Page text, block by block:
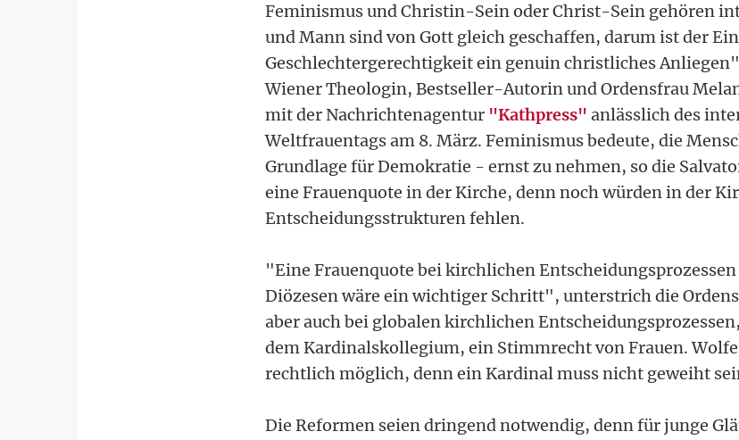
Feminismus und Christin-Sein oder Christ-Sein gehören
und Mann sind von Gott gleich geschaffen, darum ist der
Geschlechtergerechtigkeit ein genuin christliches
Wiener Theologin, Bestseller-Autorin und Ordensfrau
mit der Nachrichtenagentur "Kathpress" anlässlich des
Weltfrauentags am 8. März. Feminismus bedeute, die
Grundlage für Demokratie - ernst zu nehmen, so die
eine Frauenquote in der Kirche, denn noch würden in der
Entscheidungsstrukturen fehlen.
"Eine Frauenquote bei kirchlichen
Diözesen wäre ein wichtiger Schritt", unterstrich die
aber auch bei globalen kirchlichen
dem Kardinalskollegium, ein Stimmrecht von Frauen.
rechtlich möglich, denn ein Kardinal muss nicht geweiht
Die Reformen seien dringend notwendig, denn für junge